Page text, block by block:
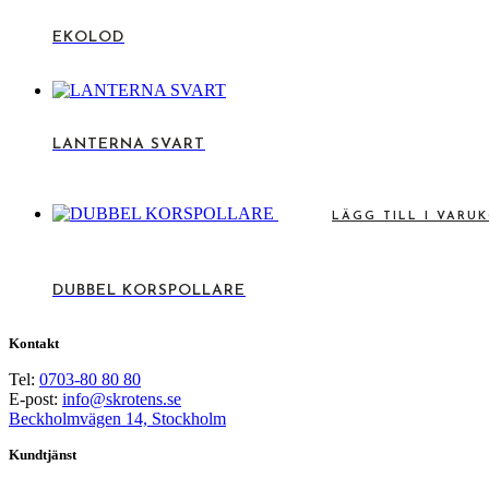
EKOLOD
LANTERNA SVART
LÄGG TILL I
DUBBEL KORSPOLLARE
Kontakt
Tel: 0703-80 80 80
E-post: info@skrotens.se
Beckholmvägen 14, Stockholm
Kundtjänst